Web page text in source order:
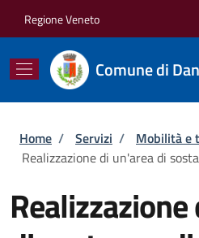
Regione Veneto
Comune di
Briciole di pane
Home / Servizi / Mobilità e
Realizzazione di un'area di